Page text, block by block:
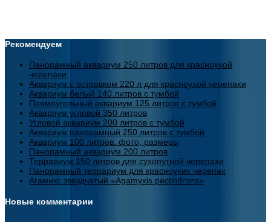
Рекомендуем
Панорамный аквариум 250 литров для красноухой
черепахи
Аквариум с островком 220 л для красноухой черепахи
Аквариум белый 140 литров с тумбой
Прямоугольный аквариум 125 литров с тумбой
Аквариум угловой 350 литров
Угловой аквариум 200 литров с тумбой
Аквариум панорамный 250 литров с тумбой
Аквариум 100 литров: фото, размеры
Панорамный аквариум 200 литров
Террариум 150 литров для сухопутной черепахи
Панорамный террариум для красноухих черепах
Агамикс звёздчатый «Agamyxis pectinifrons»
Новые комментарии